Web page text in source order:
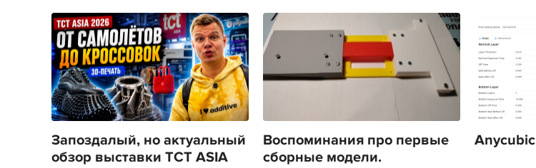
Запоздалый, но актуальный
обзор выставки TCT ASIA
Воспоминания про первые
сборные модели.